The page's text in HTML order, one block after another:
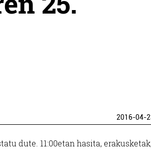
2016-04-
dute. 11:00etan hasita,